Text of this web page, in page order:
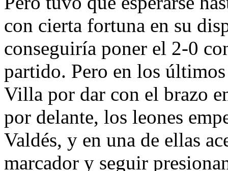
con cierta fortuna en su
conseguiría poner el 2-0
partido. Pero en los
Villa por dar con el brazo
por delante, los leones
Valdés, y en una de ellas
marcador y seguir